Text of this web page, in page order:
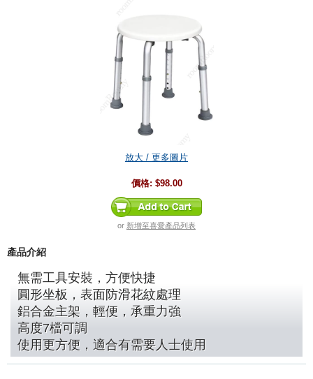
放大 / 更多圖片
價格: $98.00
or 新增至喜愛產品列表
產品介紹
無需工具安裝，方便快捷
圓形坐板，表面防滑花紋處理
鋁合金主架，輕便，承重力強
高度7檔可調
使用更方便，適合有需要人士使用